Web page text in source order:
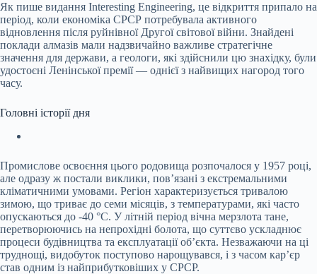
Як пише видання Interesting Engineering, це відкриття припало на
період, коли економіка СРСР потребувала активного
відновлення після руйнівної Другої світової війни. Знайдені
поклади алмазів мали надзвичайно важливе стратегічне
значення для держави, а геологи, які здійснили цю знахідку, були
удостоєні Ленінської премії — однієї з найвищих нагород того
часу.
Головні історії дня
Промислове освоєння цього родовища розпочалося у 1957 році,
але одразу ж постали виклики, пов’язані з екстремальними
кліматичними умовами. Регіон характеризується тривалою
зимою, що триває до семи місяців, з температурами, які часто
опускаються до -40 °C. У літній період вічна мерзлота тане,
перетворюючись на непрохідні болота, що суттєво ускладнює
процеси будівництва та експлуатації об’єкта. Незважаючи на ці
труднощі, видобуток поступово нарощувався, і з часом кар’єр
став одним із найприбутковіших у СРСР.